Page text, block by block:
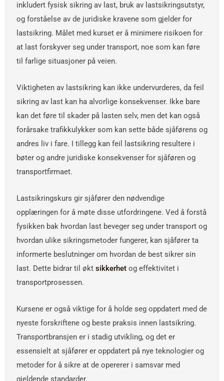
inkludert fysisk sikring av last, bruk av lastsikringsutstyr,
og forståelse av de juridiske kravene som gjelder for
lastsikring. Målet med kurset er å minimere risikoen for
at last forskyver seg under transport, noe som kan føre
til farlige situasjoner på veien.
Viktigheten av lastsikring kan ikke undervurderes, da feil
sikring av last kan ha alvorlige konsekvenser. Ikke bare
kan det føre til skader på lasten selv, men det kan også
forårsake trafikkulykker som kan sette både sjåførens og
andres liv i fare. I tillegg kan feil lastsikring resultere i
bøter og andre juridiske konsekvenser for sjåføren og
transportfirmaet.
Lastsikringskurs gir sjåfører den nødvendige
opplæringen for å møte disse utfordringene. Ved å forstå
fysikken bak hvordan last beveger seg under transport og
hvordan ulike sikringsmetoder fungerer, kan sjåfører ta
informerte beslutninger om hvordan de best sikrer sin
last. Dette bidrar til økt sikkerhet og effektivitet i
transportprosessen.
Kursene er også viktige for å holde seg oppdatert med de
nyeste forskriftene og beste praksis innen lastsikring.
Transportbransjen er i stadig utvikling, og det er
essensielt at sjåfører er oppdatert på nye teknologier og
metoder for å sikre at de opererer i samsvar med
gjeldende standarder.